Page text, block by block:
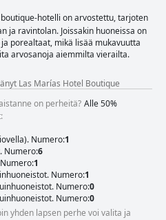
hotelli on arvostettu, tarjoten
ja ravintolan. Joissakin huoneissa on
porealtaat, mikä lisää mukavuutta
arvosanoja aiemmilta vierailta.
Las Marías Hotel Boutique
on perheitä? Alle 50%
Numero:1
Numero:6
1
Numero:1
Numero:0
Numero:0
yhden lapsen perhe voi valita ja